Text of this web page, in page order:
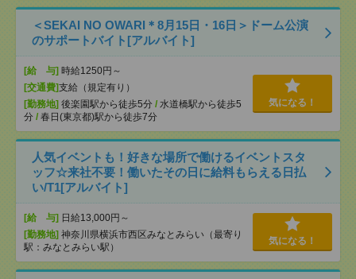
＜SEKAI NO OWARI＊8月15日・16日＞ドーム公演
のサポートバイト[アルバイト]
[給 与] 時給1250円～
[交通費]支給（規定有り）
[勤務地] 後楽園駅から徒歩5分 / 水道橋駅から徒歩5
分 / 春日(東京都)駅から徒歩7分
気になる！
人気イベントも！好きな場所で働けるイベントスタ
ッフ☆来社不要！働いたその日に給料もらえる日払
い/T1[アルバイト]
[給 与] 日給13,000円～
[勤務地] 神奈川県横浜市西区みなとみらい（最寄り
駅：みなとみらい駅）
気になる！